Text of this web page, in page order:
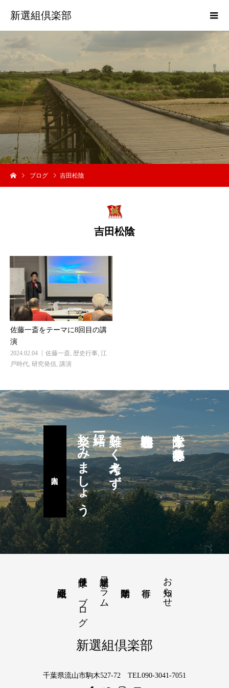
新選組倶楽部
歴史
ブログ 吉田松陰
吉田松陰
佐藤一斎をテーマに8回目の講
演
2024.02.04 佐藤一斎, 歴史行事, 江
戸時代, 研究発信, 講演
隊士を募集中
難しく考えず
一緒に
楽しみましょう
お知らせ
新選組コラム
隊長便り－ブログ
新選組倶楽部
千葉県流山市駒木527-72 TEL090-3041-7051